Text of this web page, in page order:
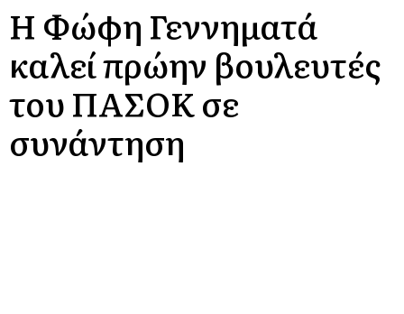
Η Φώφη Γεννηματά
καλεί πρώην βουλευτές
του ΠΑΣΟΚ σε
συνάντηση